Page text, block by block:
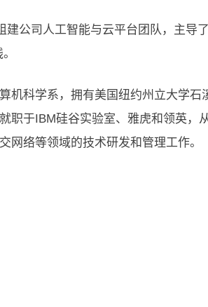
建公司人工智能与云平台团队，主导
机科学系，拥有美国纽约州立大学石
职于IBM硅谷实验室、雅虎和领英，
网络等领域的技术研发和管理工作。